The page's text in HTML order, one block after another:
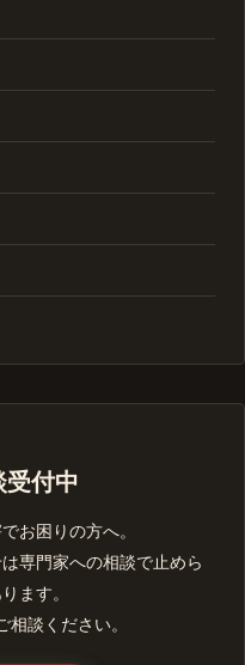
受付中
お困りの方へ。
専門家への相談で止めら
ます。
談ください。